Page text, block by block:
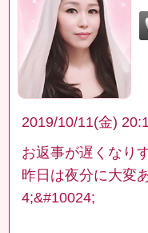
2019/10/11(金)
お返事が遅くなり
昨日は夜分に大変
4;&#10024;